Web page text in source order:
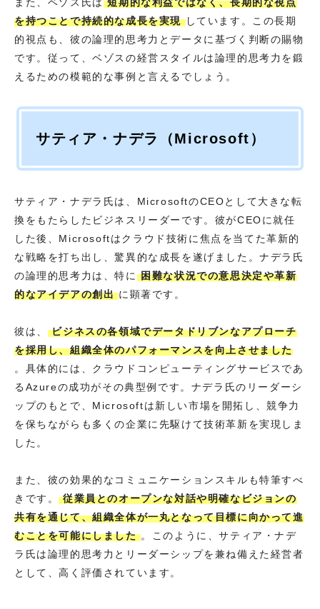
を持つことで持続的な成長を実現しています。この長期
的視点も、彼の論理的思考力とデータに基づく判断の賜物
です。従って、ベゾスの経営スタイルは論理的思考力を鍛
えるための模範的な事例と言えるでしょう。
サティア・ナデラ（Microsoft）
サティア・ナデラ氏は、MicrosoftのCEOとして大きな転
換をもたらしたビジネスリーダーです。彼がCEOに就任
した後、Microsoftはクラウド技術に焦点を当てた革新的
な戦略を打ち出し、驚異的な成長を遂げました。ナデラ氏
の論理的思考力は、特に 困難な状況での意思決定や革新
的なアイデアの創出に顕著です。
彼は、 ビジネスの各領域でデータドリブンなアプローチ
を採用し、組織全体のパフォーマンスを向上させました
。具体的には、クラウドコンピューティングサービスであ
るAzureの成功がその典型例です。ナデラ氏のリーダーシ
ップのもとで、Microsoftは新しい市場を開拓し、競争力
を保ちながらも多くの企業に先駆けて技術革新を実現しま
した。
また、彼の効果的なコミュニケーションスキルも特筆すべ
きです。従業員とのオープンな対話や明確なビジョンの
共有を通じて、組織全体が一丸となって目標に向かって進
むことを可能にしました。このように、サティア・ナデ
ラ氏は論理的思考力とリーダーシップを兼ね備えた経営者
として、高く評価されています。